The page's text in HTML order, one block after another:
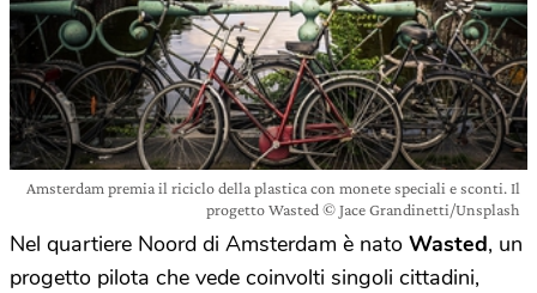
Amsterdam premia il riciclo della plastica con monete speciali e sconti. Il
progetto Wasted © Jace Grandinetti/Unsplash
Nel quartiere Noord di Amsterdam è nato Wasted, un
progetto pilota che vede coinvolti singoli cittadini,